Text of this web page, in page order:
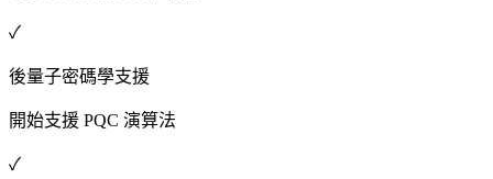
✓
後量子密碼學支援
開始支援 PQC 演算法
✓